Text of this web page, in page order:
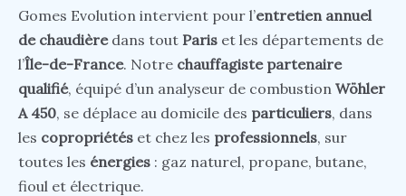
Gomes Evolution intervient pour l’entretien annuel
de chaudièredans tout Paris et les départements de
l’Île-de-France. Notre chauffagiste partenaire
qualifié, équipé d’un analyseur de combustion Wöhler
A 450, se déplace au domicile des particuliers, dans
les copropriétés et chez les professionnels, sur
toutes les énergies : gaz naturel, propane, butane,
fioul et électrique.